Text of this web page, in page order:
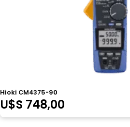
Hioki CM4375-90
U$S 748,00